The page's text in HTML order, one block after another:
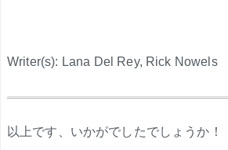
Writer(s): Lana Del Rey, Rick Nowels
以上です、いかがでしたでしょうか！